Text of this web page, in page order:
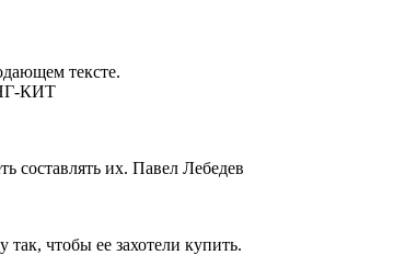
тексте.
КИТ
составлять их. Павел Лебедев
так, чтобы ее захотели купить.